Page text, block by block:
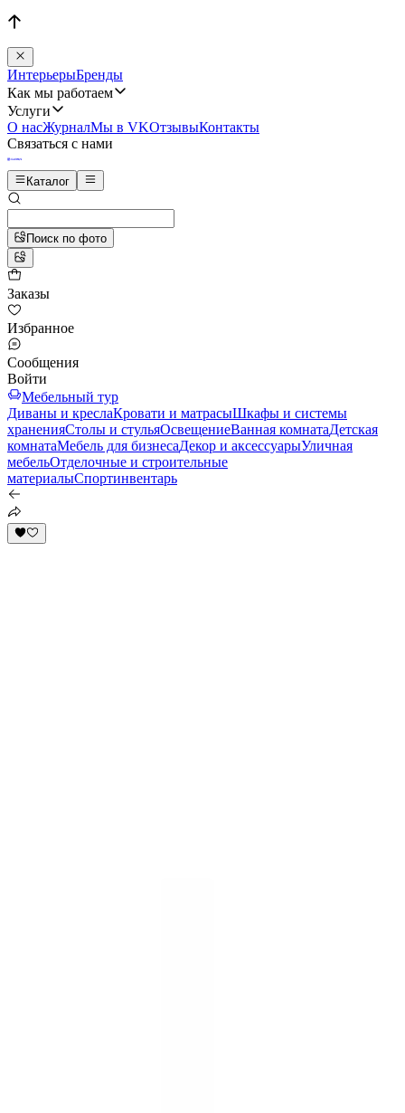
ИнтерьерыБренды
Как мы работаем
Услуги
О насЖурналМы в VKОтзывыКонтакты
Связаться с нами
Каталог
Поиск по фото
Заказы
Избранное
Сообщения
Войти
Мебельный тур
Диваны и креслаКровати и матрасыШкафы и системы
храненияСтолы и стульяОсвещениеВанная комнатаДетская
комнатаМебель для бизнесаДекор и аксессуарыУличная
мебельОтделочные и строительные
материалыСпортинвентарь